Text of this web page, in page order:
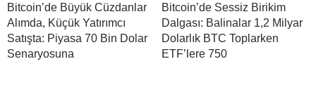
Bitcoin’de Büyük Cüzdanlar
Alımda, Küçük Yatırımcı
Satışta: Piyasa 70 Bin Dolar
Senaryosuna
Bitcoin’de Sessiz Birikim
Dalgası: Balinalar 1,2 Milyar
Dolarlık BTC Toplarken
ETF’lere 750